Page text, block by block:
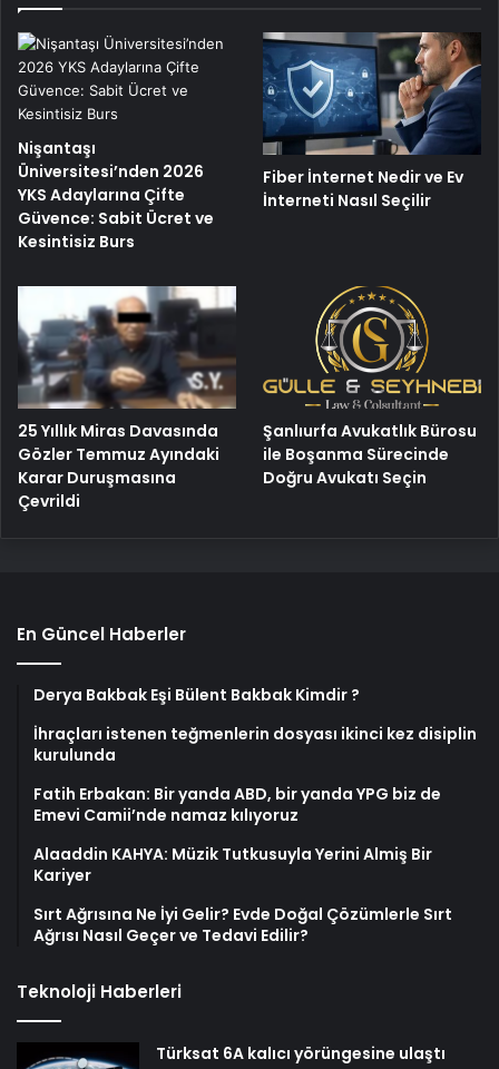
Nişantaşı
Üniversitesi’nden 2026
YKS Adaylarına Çifte
Güvence: Sabit Ücret ve
Kesintisiz Burs
Fiber İnternet Nedir ve Ev
İnterneti Nasıl Seçilir
25 Yıllık Miras Davasında
Gözler Temmuz Ayındaki
Karar Duruşmasına
Çevrildi
Şanlıurfa Avukatlık Bürosu
ile Boşanma Sürecinde
Doğru Avukatı Seçin
En Güncel Haberler
Derya Bakbak Eşi Bülent Bakbak Kimdir ?
İhraçları istenen teğmenlerin dosyası ikinci kez disiplin
kurulunda
Fatih Erbakan: Bir yanda ABD, bir yanda YPG biz de
Emevi Camii’nde namaz kılıyoruz
Alaaddin KAHYA: Müzik Tutkusuyla Yerini Almiş Bir
Kariyer
Sırt Ağrısına Ne İyi Gelir? Evde Doğal Çözümlerle Sırt
Ağrısı Nasıl Geçer ve Tedavi Edilir?
Teknoloji Haberleri
Türksat 6A kalıcı yörüngesine ulaştı